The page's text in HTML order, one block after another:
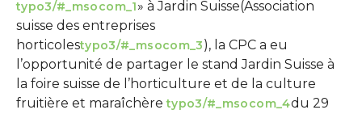
typo3/#_msocom_1» à Jardin Suisse(Association
suisse des entreprises
horticolestypo3/#_msocom_3), la CPC a eu
l’opportunité de partager le stand Jardin Suisse à
la foire suisse de l’horticulture et de la culture
fruitière et maraîchèretypo3/#_msocom_4du 29